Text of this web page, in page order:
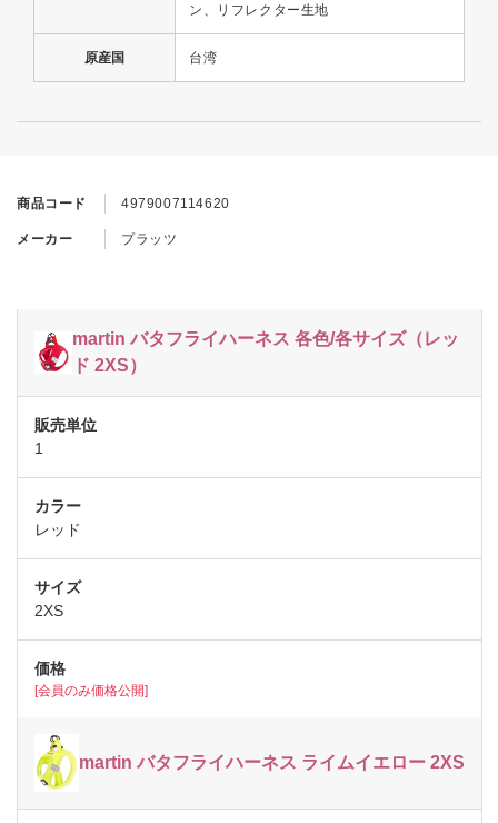
商品コード 4979007114620
メーカー プラッツ
martin バタフライハーネス 各色/各サイズ（レッ
ド 2XS）
1
レッド
2XS
[会員のみ価格公開]
martin バタフライハーネス ライムイエロー 2XS
ン、リフレクター生地
原産国 台湾